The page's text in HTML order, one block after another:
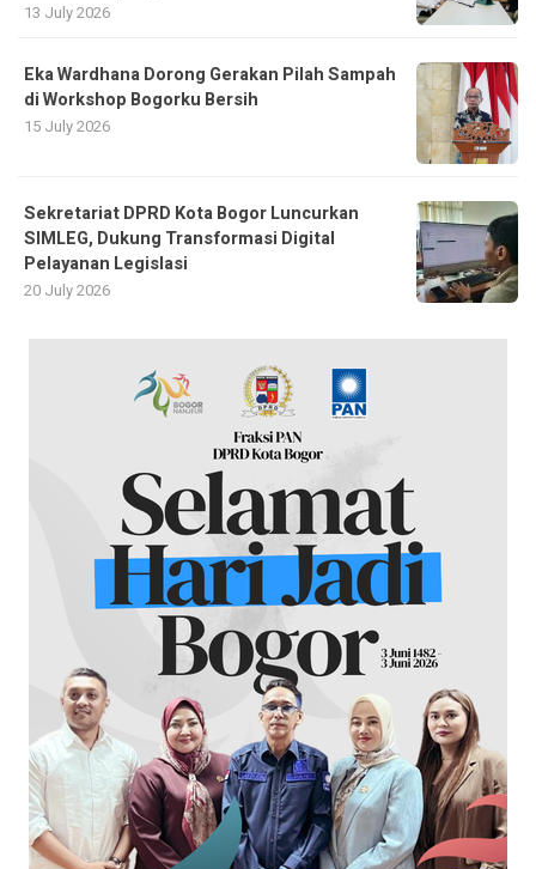
13 July 2026
Eka Wardhana Dorong Gerakan Pilah Sampah
di Workshop Bogorku Bersih
15 July 2026
Sekretariat DPRD Kota Bogor Luncurkan
SIMLEG, Dukung Transformasi Digital
Pelayanan Legislasi
20 July 2026